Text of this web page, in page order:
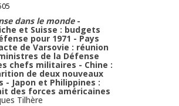
dans le monde-
et Suisse : budgets
pour 1971 - Pays
de Varsovie : réunion
de la Défense
chefs militaires - Chine :
de deux nouveaux
- Japon et Philippines :
des forces américaines
Tilhère